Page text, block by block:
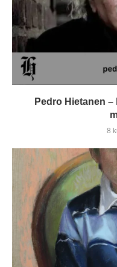
Pedro Hietanen
8